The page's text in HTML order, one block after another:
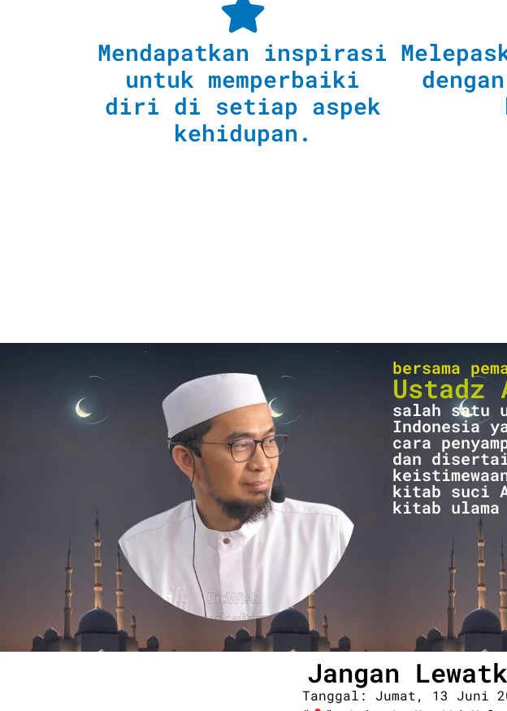
Mendapatkan inspirasi
untuk memperbaiki
diri di setiap aspek
kehidupan.
bersama
Ustadz
salah satu
Indonesia
cara
dan
kitab suci
kitab ulama
Jangan
Tanggal: Jumat, 13 Juni